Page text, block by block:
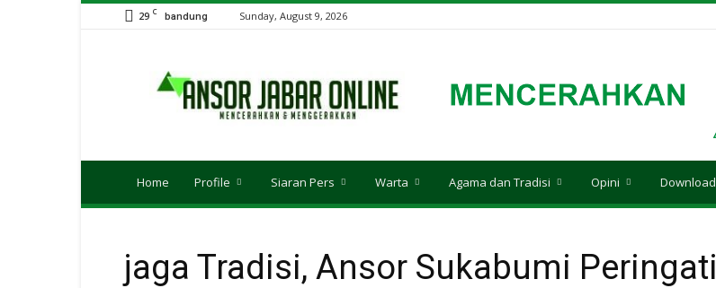
29 C bandung Sunday, August 9, 2026
JABAR
Online
Home Profile Siaran Pers Warta Agama dan Tradisi Opini Download
jaga Tradisi, Ansor Sukabumi Peringati